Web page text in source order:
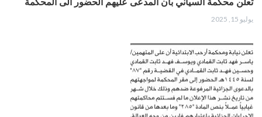
تعلن محكمة السياني بأن المدعى عليهم الحضور الى المحكمة
يوليو 15, 2025